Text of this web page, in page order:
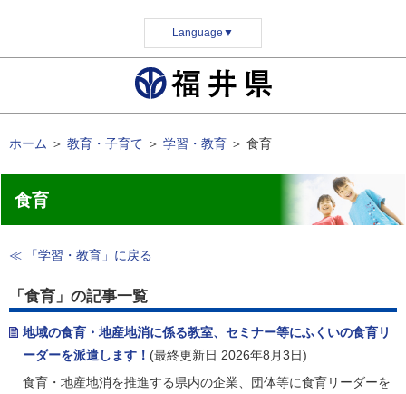
Language ▼
ホーム ＞ 教育・子育て ＞ 学習・教育 ＞ 食育
食育
≪ 「学習・教育」に戻る
「食育」の記事一覧
地域の食育・地産地消に係る教室、セミナー等にふくいの食育リ
ーダーを派遣します！ (最終更新日 2026年8月3日)
食育・地産地消を推進する県内の企業、団体等に食育リーダーを